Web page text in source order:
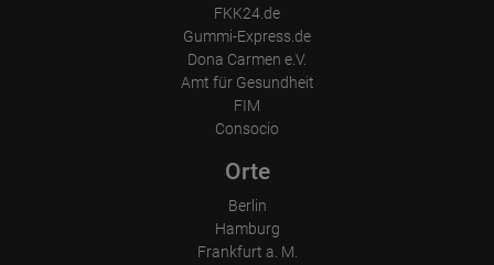
FKK24.de
Gummi-Express.de
Dona Carmen e.V.
Amt für Gesundheit
FIM
Consocio
Orte
Berlin
Hamburg
Frankfurt a. M.